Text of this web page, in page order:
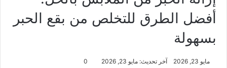
أفضل الطرق للتخلص من بقع الحبر
بسهولة
مايو 23, 2026 آخر تحديث: مايو 23, 2026 0